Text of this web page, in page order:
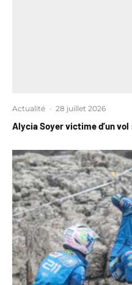
Actualité · 28 juillet 2026
Alycia Soyer victime d’un